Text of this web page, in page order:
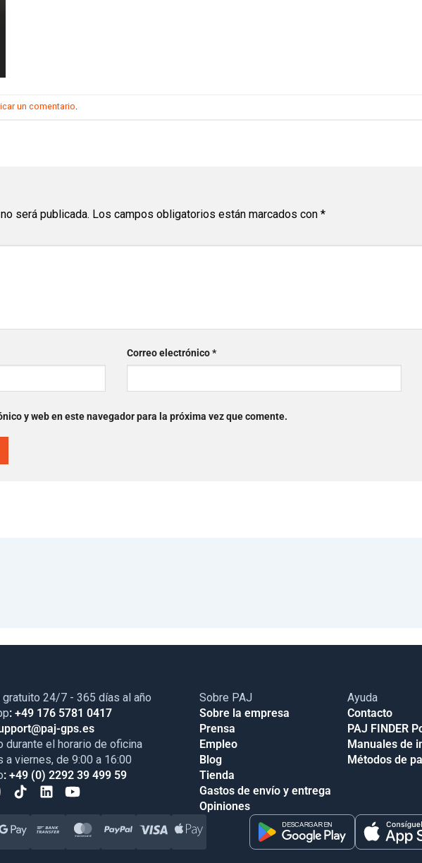
un comentario
será publicada. Los campos obligatorios están marcados con *
Correo electrónico*
y web en este navegador para la próxima vez que comente.
24/7 - 365 días al año
: +49 176 5781 0417
gps.es
durante el horario de oficina
a viernes, de 9:00 a 16:00
: +49 (0) 2292 39 499 59
Sobre PAJ
Sobre la empresa
Prensa
Empleo
Blog
Tienda
Gastos de envío y entrega
Opiniones
Ayuda
Contacto
PAJ FINDER
Manuales de
Métodos de